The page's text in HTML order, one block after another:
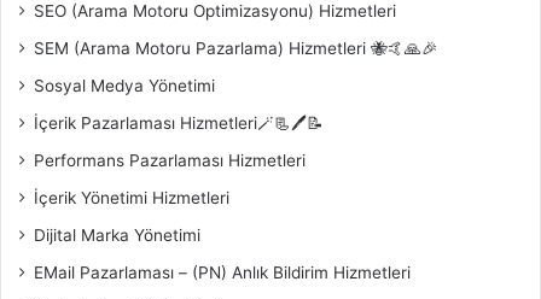
SEO (Arama Motoru Optimizasyonu) Hizmetleri
SEM (Arama Motoru Pazarlama) Hizmetleri 🐝🤙🙏🎉
Sosyal Medya Yönetimi
İçerik Pazarlaması Hizmetleri🪄📃🖊️📝
Performans Pazarlaması Hizmetleri
İçerik Yönetimi Hizmetleri
Dijital Marka Yönetimi
EMail Pazarlaması – (PN) Anlık Bildirim Hizmetleri